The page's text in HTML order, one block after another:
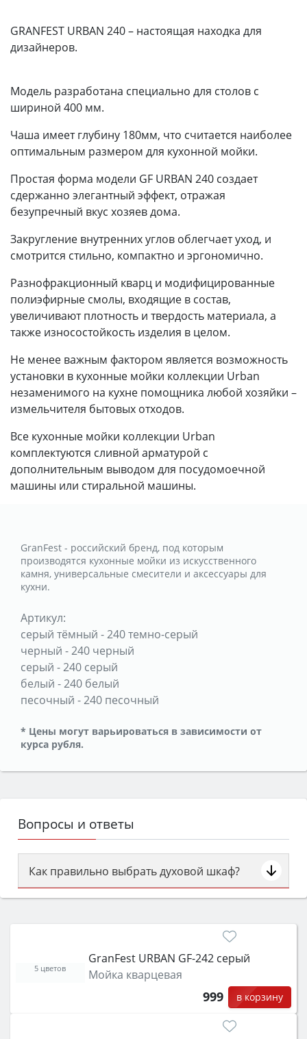
GRANFEST URBAN 240 – настоящая находка для
дизайнеров.
Модель разработана специально для столов с
шириной 400 мм.
Чаша имеет глубину 180мм, что считается наиболее
оптимальным размером для кухонной мойки.
Простая форма модели GF URBAN 240 создает
сдержанно элегантный эффект, отражая
безупречный вкус хозяев дома.
Закругление внутренних углов облегчает уход, и
смотрится стильно, компактно и эргономично.
Разнофракционный кварц и модифицированные
полиэфирные смолы, входящие в состав,
увеличивают плотность и твердость материала, а
также износостойкость изделия в целом.
Не менее важным фактором является возможность
установки в кухонные мойки коллекции Urban
незаменимого на кухне помощника любой хозяйки –
измельчителя бытовых отходов.
Все кухонные мойки коллекции Urban
комплектуются сливной арматурой с
дополнительным выводом для посудомоечной
машины или стиральной машины.
GranFest - российский бренд, под которым
производятся кухонные мойки из искусственного
камня, универсальные смесители и аксессуары для
кухни.
Артикул:
серый тёмный -240 темно-серый
черный -240 черный
серый -240 серый
белый -240 белый
песочный -240 песочный
* Цены могут варьироваться в зависимости от
курса рубля.
Вопросы и ответы
Как правильно выбрать духовой шкаф?
Сначала определитесь с типом (газовый или
затем смотрите на объём 50–70 л для семьи,
функции (конвекция, гриль, самоочистка,
защита от детей).
GranFest URBAN GF-242 серый
Мойка кварцевая
999 в корзину
5 цветов